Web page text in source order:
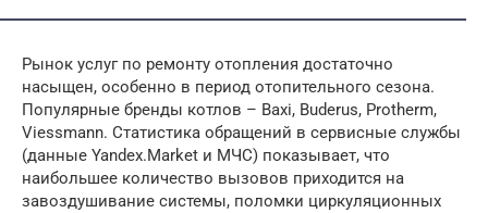
Рынок услуг по ремонту отопления достаточно
насыщен, особенно в период отопительного сезона.
Популярные бренды котлов – Baxi, Buderus, Protherm,
Viessmann. Статистика обращений в сервисные службы
(данные Yandex.Market и МЧС) показывает, что
наибольшее количество вызовов приходится на
завоздушивание системы, поломки циркуляционных